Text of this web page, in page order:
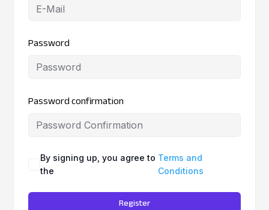
Password
Password confirmation
By signing up, you agree to
the
Terms and
Conditions
Register